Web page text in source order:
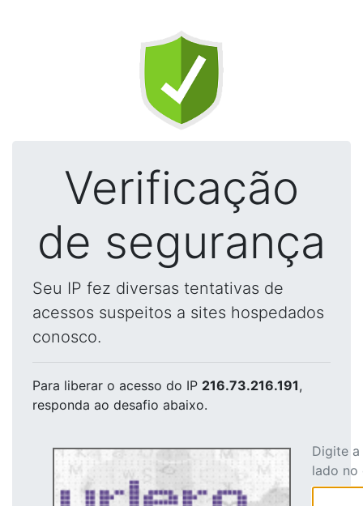
Verificação
de segurança
Seu IP fez diversas tentativas de
acessos suspeitos a sites hospedados
conosco.
Para liberar o acesso do IP 216.73.216.191,
responda ao desafio abaixo.
Digite
lado no